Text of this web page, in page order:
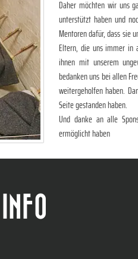
Daher möchten wir uns
unterstützt haben und
Mentoren dafür, dass sie
Eltern, die uns immer in
ihnen mit unserem
bedanken uns bei allen
weitergeholfen haben.
Seite gestanden haben.
Und danke an alle
ermöglicht haben
INFO